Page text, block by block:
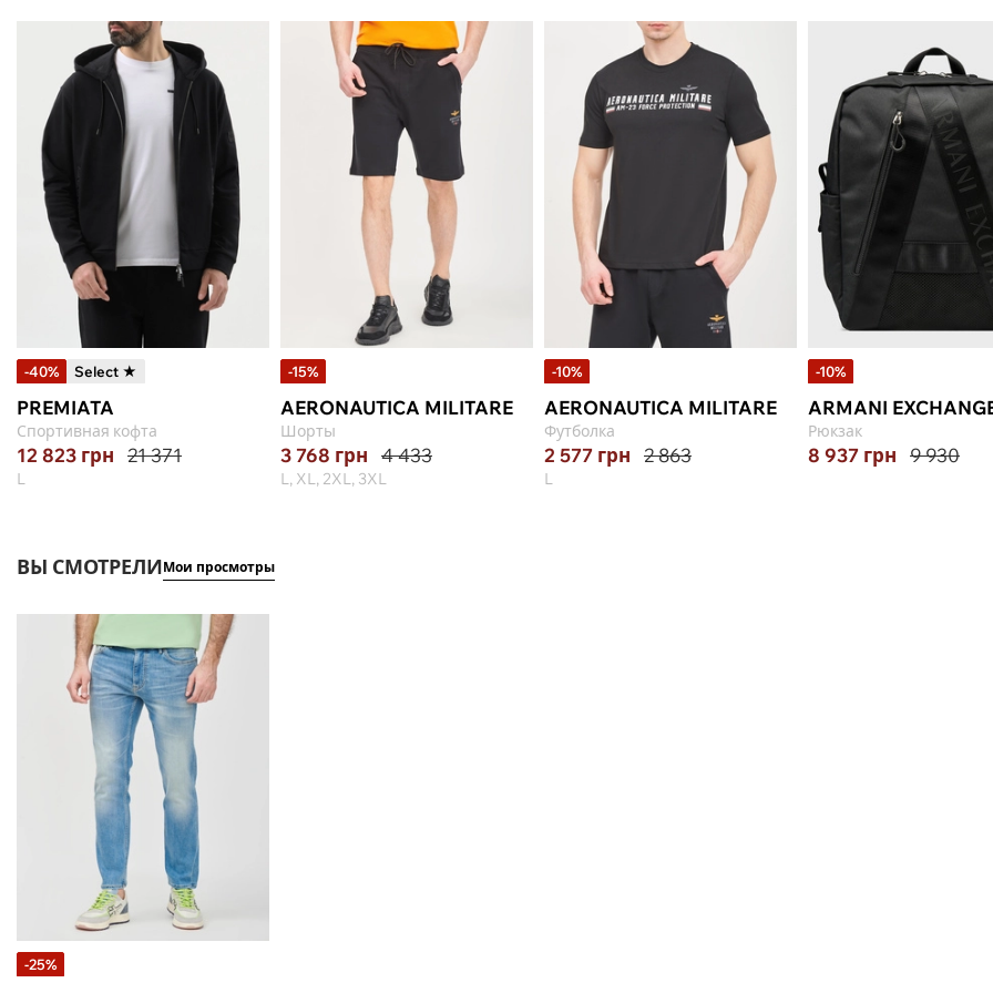
-40% Select ★
PREMIATA
Спортивная кофта
12 823 грн 21 371
L
-15%
AERONAUTICA MILITARE
Шорты
3 768 грн 4 433
L, XL, 2XL, 3XL
-10%
AERONAUTICA MILITARE
Футболка
2 577 грн 2 863
L
-10%
ARMANI
Рюкзак
8 937 грн 9 930
ВЫ СМОТРЕЛИМои просмотры
-25%